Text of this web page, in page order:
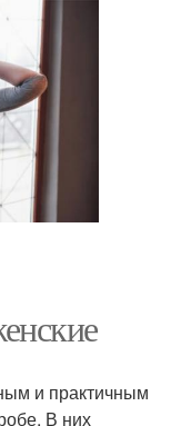
и практичным
В них